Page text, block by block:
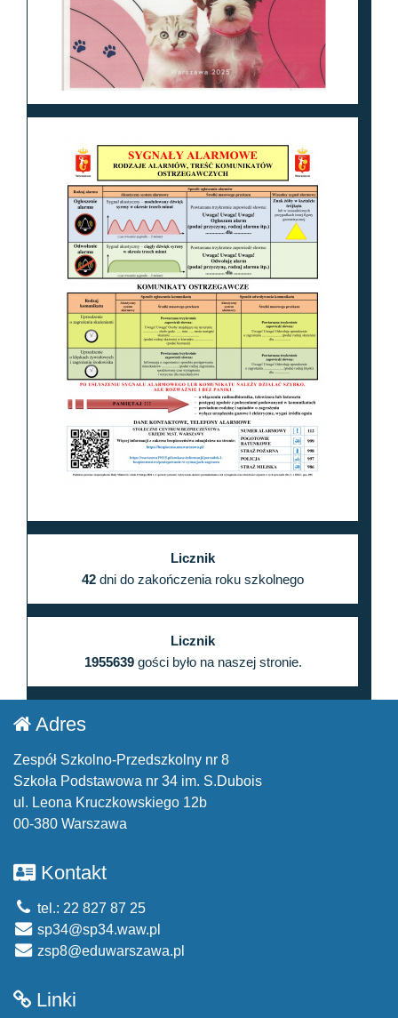
Licznik
42 dni do zakończenia roku szkolnego
Licznik
1955639gości było na naszej stronie.
Adres
Zespół Szkolno-Przedszkolny nr 8
Szkoła Podstawowa nr 34 im. S.Dubois
ul. Leona Kruczkowskiego 12b
00-380 Warszawa
Kontakt
tel.: 22 827 87 25
sp34@sp34.waw.pl
zsp8@eduwarszawa.pl
Linki